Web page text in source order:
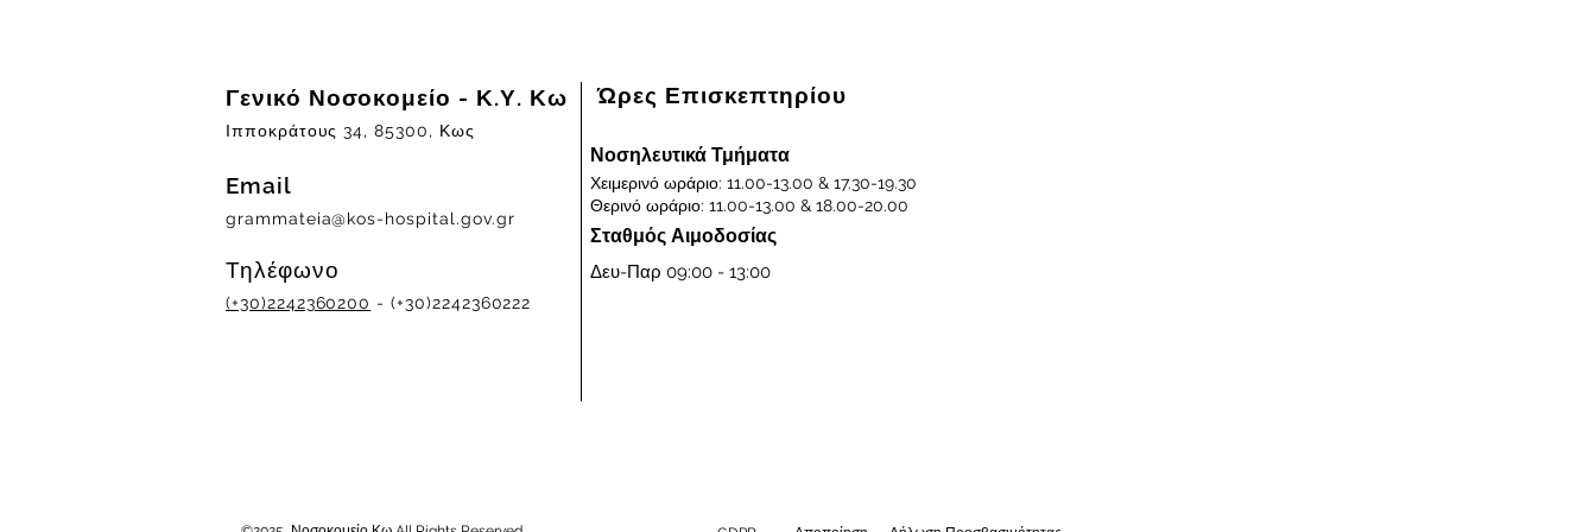
Γενικό Νοσοκομείο - Κ.Υ. Κω
Ιπποκράτους 34, 85300, Κως
Email
grammateia@kos-hospital.gov.gr
Τηλέφωνο
(+30)2242360200 - (+30)2242360222
Ώρες Επισκεπτηρίου
Νοσηλευτικά Τμήματα
Χειμερινό ωράριο: 11.00-13.00 & 17.30-19.30
Θερινό ωράριο: 11.00-13.00 & 18.00-20.00
Σταθμός Αιμοδοσίας
Δευ-Παρ 09:00 - 13:00